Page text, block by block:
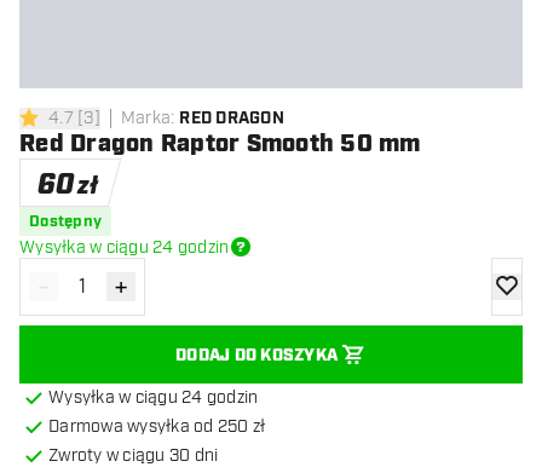
4.7 gwiazdki oceny
4.7 [3] Marka: RED DRAGON
Red Dragon Raptor Smooth 50 mm
60zł
Dostępny
Wysyłka w ciągu 24 godzin
Zmniejsz ilość
- Zwiększ ilość
+
DODAJ DO KOSZYKA
Wysyłka w ciągu 24 godzin
Darmowa wysyłka od 250 zł
Zwroty w ciągu 30 dni